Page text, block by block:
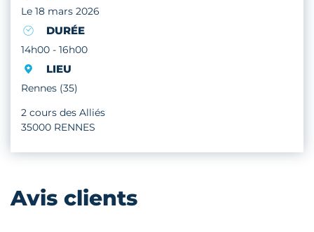
Le 18 mars 2026
DURÉE
14h00 - 16h00
LIEU
Rennes (35)
2 cours des Alliés
35000 RENNES
Avis clients